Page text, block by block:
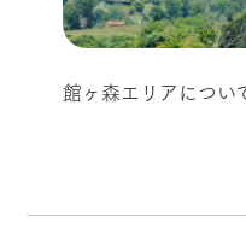
館ヶ森エリアについ